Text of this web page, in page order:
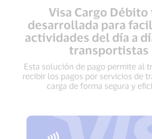
Visa Cargo Débito
desarrollada para
actividades del día a
transportistas
Esta solución de pago permite al
recibir los pagos por servicios de
carga de forma segura y